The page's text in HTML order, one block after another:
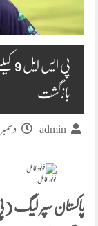
پی
بازگشت
admin دسمبر 20, 2023
فوٹو: فائل